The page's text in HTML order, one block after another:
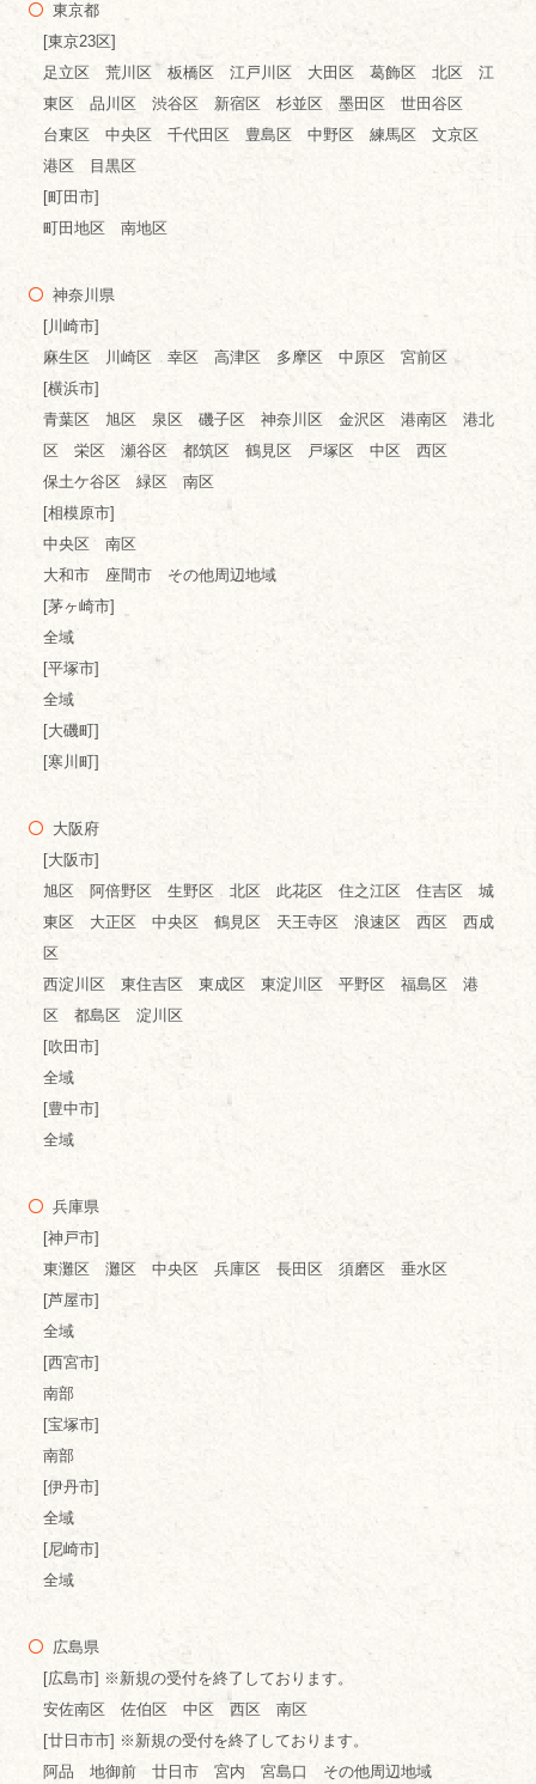
東京都
[東京23区]
足立区 荒川区 板橋区 江戸川区 大田区 葛飾区 北区 江
東区 品川区 渋谷区 新宿区 杉並区 墨田区 世田谷区
台東区 中央区 千代田区 豊島区 中野区 練馬区 文京区
港区 目黒区
[町田市]
町田地区 南地区
神奈川県
[川崎市]
麻生区 川崎区 幸区 高津区 多摩区 中原区 宮前区
[横浜市]
青葉区 旭区 泉区 磯子区 神奈川区 金沢区 港南区 港北
区 栄区 瀬谷区 都筑区 鶴見区 戸塚区 中区 西区
保土ケ谷区 緑区 南区
[相模原市]
中央区 南区
大和市 座間市 その他周辺地域
[茅ヶ崎市]
全域
[平塚市]
全域
[大磯町]
[寒川町]
大阪府
[大阪市]
旭区 阿倍野区 生野区 北区 此花区 住之江区 住吉区 城
東区 大正区 中央区 鶴見区 天王寺区 浪速区 西区 西成
区
西淀川区 東住吉区 東成区 東淀川区 平野区 福島区 港
区 都島区 淀川区
[吹田市]
全域
[豊中市]
全域
兵庫県
[神戸市]
東灘区 灘区 中央区 兵庫区 長田区 須磨区 垂水区
[芦屋市]
全域
[西宮市]
南部
[宝塚市]
南部
[伊丹市]
全域
[尼崎市]
全域
広島県
[広島市] ※新規の受付を終了しております。
安佐南区 佐伯区 中区 西区 南区
[廿日市市] ※新規の受付を終了しております。
阿品 地御前 廿日市 宮内 宮島口 その他周辺地域